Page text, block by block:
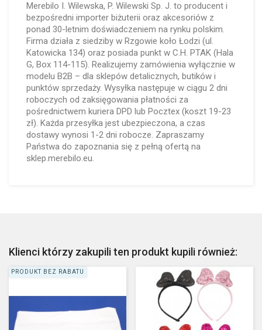
Merebilo I. Wilewska, P. Wilewski Sp. J. to producent i
bezpośredni importer biżuterii oraz akcesoriów z
ponad 30-letnim doświadczeniem na rynku polskim.
Firma działa z siedziby w Rzgowie koło Łodzi (ul.
Katowicka 134) oraz posiada punkt w C.H. PTAK (Hala
G, Box 114-115). Realizujemy zamówienia wyłącznie w
modelu B2B – dla sklepów detalicznych, butików i
punktów sprzedaży. Wysyłka następuje w ciągu 2 dni
roboczych od zaksięgowania płatności za
pośrednictwem kuriera DPD lub Pocztex (koszt 19-23
zł). Każda przesyłka jest ubezpieczona, a czas
dostawy wynosi 1-2 dni robocze. Zapraszamy
Państwa do zapoznania się z pełną ofertą na
sklep.merebilo.eu.
Klienci którzy zakupili ten produkt kupili również:
PRODUKT BEZ RABATU